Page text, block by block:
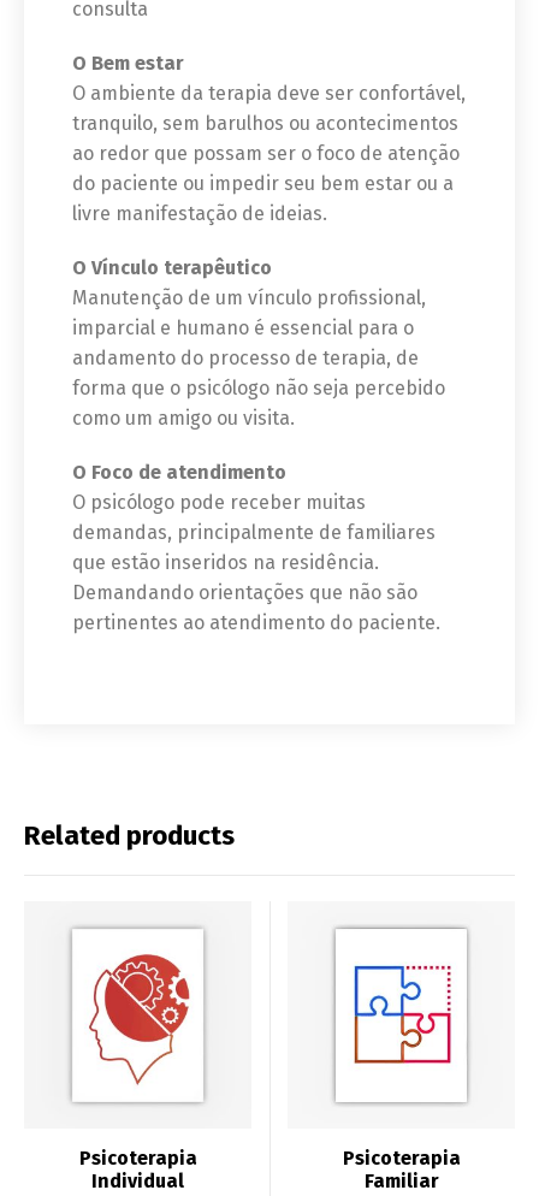
consulta
O Bem estar
O ambiente da terapia deve ser confortável,
tranquilo, sem barulhos ou acontecimentos
ao redor que possam ser o foco de atenção
do paciente ou impedir seu bem estar ou a
livre manifestação de ideias.
O Vínculo terapêutico
Manutenção de um vínculo profissional,
imparcial e humano é essencial para o
andamento do processo de terapia, de
forma que o psicólogo não seja percebido
como um amigo ou visita.
O Foco de atendimento
O psicólogo pode receber muitas
demandas, principalmente de familiares
que estão inseridos na residência.
Demandando orientações que não são
pertinentes ao atendimento do paciente.
Related products
Psicoterapia
Individual
Psicoterapia
Familiar